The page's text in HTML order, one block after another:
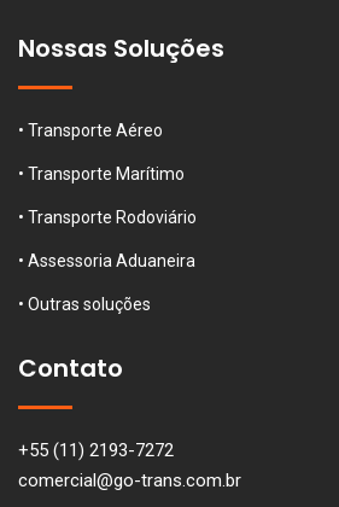
Nossas Soluções
• Transporte Aéreo
• Transporte Marítimo
• Transporte Rodoviário
• Assessoria Aduaneira
• Outras soluções
Contato
+55 (11) 2193-7272
comercial@go-trans.com.br